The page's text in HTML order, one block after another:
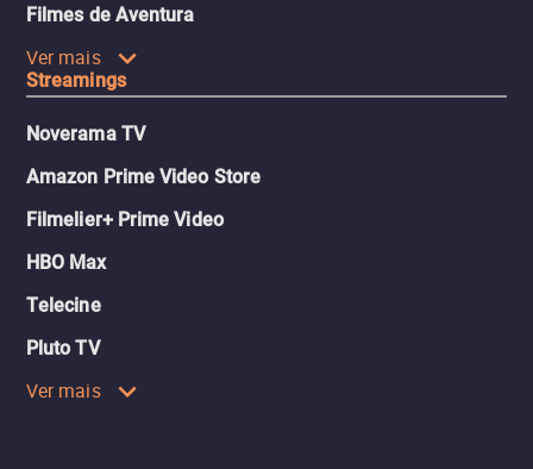
Filmes de Aventura
Ver mais
Streamings
Noverama TV
Amazon Prime Video Store
Filmelier+ Prime Video
HBO Max
Telecine
Pluto TV
Ver mais